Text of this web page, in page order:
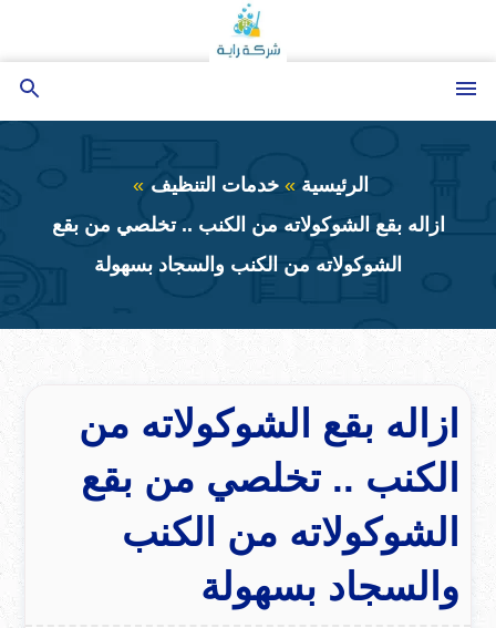
إلى
المحتوى
الرئيسية
خدمات التنظيف
ازاله بقع الشوكولاته من الكنب .. تخلصي من بقع
الشوكولاته من الكنب والسجاد بسهولة
ازاله بقع الشوكولاته من
الكنب .. تخلصي من بقع
الشوكولاته من الكنب
والسجاد بسهولة